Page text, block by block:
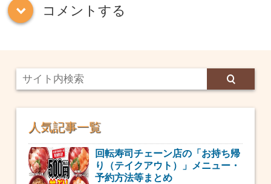
down コメントする
人気記事一覧
回転寿司チェーン店の「お持ち帰
り（テイクアウト）」メニュー・
予約方法等まとめ